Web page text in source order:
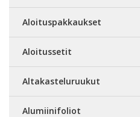
Aloituspakkaukset
Aloitussetit
Altakasteluruukut
Alumiinifoliot